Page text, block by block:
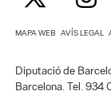
MAPA WEB AVÍS LEGAL
Diputació de
Barcelona. Tel. 934